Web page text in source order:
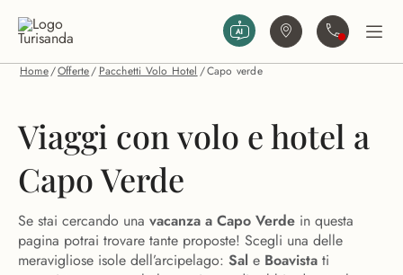
Trova agenziaContattaciApri
Offerte volo più hotel a Capo
Verde
Home/Offerte/ Pacchetti Volo Hotel /Capo verde
Viaggi con volo e hotel a
Capo Verde
Se stai cercando una vacanza a Capo Verde in questa
pagina potrai trovare tante proposte! Scegli una delle
meravigliose isole dell’arcipelago: Sal e Boavista ti